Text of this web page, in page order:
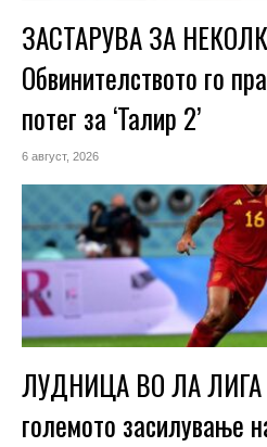
ЗАСТАРУВА ЗА
Обвинителството го
потег за ‘Талир 2’
6 август, 2026
ЛУДНИЦА ВО ЛА ЛИГА
големото засилување